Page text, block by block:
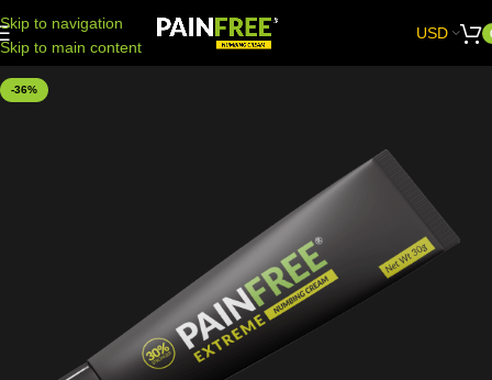
Skip to navigation
Skip to main content
USD
-36%